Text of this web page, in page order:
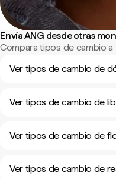
Envía ANG desde otras
Compara tipos de cambio
Ver tipos de cambio de
Ver tipos de cambio de
Ver tipos de cambio de
Ver tipos de cambio de